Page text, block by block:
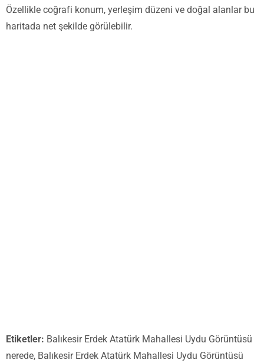
Özellikle coğrafi konum, yerleşim düzeni ve doğal alanlar bu
haritada net şekilde görülebilir.
Etiketler: Balıkesir Erdek Atatürk Mahallesi Uydu Görüntüsü
nerede, Balıkesir Erdek Atatürk Mahallesi Uydu Görüntüsü